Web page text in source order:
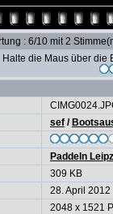
: 6/10 mit 2
Halte die Maus über die
sef /
Paddeln
309 KB
28. April 2012
2048 x 1521